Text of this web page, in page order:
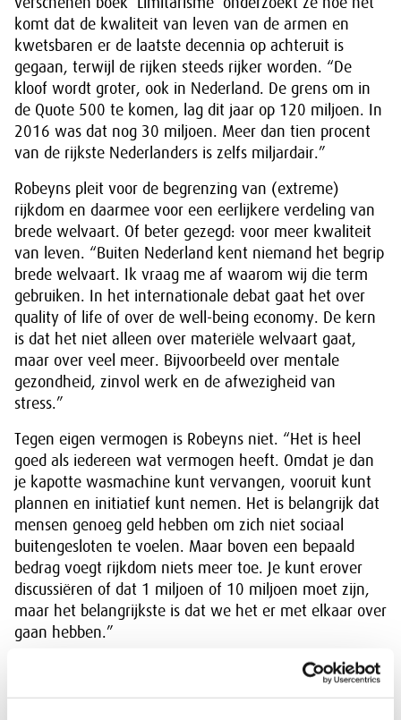
komt dat de kwaliteit van leven van de armen en
kwetsbaren er de laatste decennia op achteruit is
gegaan, terwijl de rijken steeds rijker worden. “De
kloof wordt groter, ook in Nederland. De grens om in
de Quote 500 te komen, lag dit jaar op 120 miljoen. In
2016 was dat nog 30 miljoen. Meer dan tien procent
van de rijkste Nederlanders is zelfs miljardair.”
Robeyns pleit voor de begrenzing van (extreme)
rijkdom en daarmee voor een eerlijkere verdeling van
brede welvaart. Of beter gezegd: voor meer kwaliteit
van leven. “Buiten Nederland kent niemand het begrip
brede welvaart. Ik vraag me af waarom wij die term
gebruiken. In het internationale debat gaat het over
quality of life of over de well-being economy. De kern
is dat het niet alleen over materiële welvaart gaat,
maar over veel meer. Bijvoorbeeld over mentale
gezondheid, zinvol werk en de afwezigheid van
stress.”
Tegen eigen vermogen is Robeyns niet. “Het is heel
goed als iedereen wat vermogen heeft. Omdat je dan
je kapotte wasmachine kunt vervangen, vooruit kunt
plannen en initiatief kunt nemen. Het is belangrijk dat
mensen genoeg geld hebben om zich niet sociaal
buitengesloten te voelen. Maar boven een bepaald
bedrag voegt rijkdom niets meer toe. Je kunt erover
discussiëren of dat 1 miljoen of 10 miljoen moet zijn,
maar het belangrijkste is dat we het er met elkaar over
gaan hebben.”
Gerelateerde artikelen